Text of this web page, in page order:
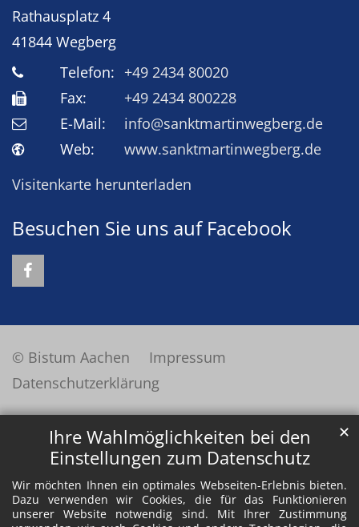
Ihre Wahlmöglichkeiten bei den
Einstellungen zum Datenschutz
Wir möchten Ihnen ein optimales Webseiten-Erlebnis bieten.
Dazu verwenden wir Cookies, die für das Funktionieren
unserer Website notwendig sind. Mit Ihrer Zustimmung
✕
Rathausplatz 4
41844 Wegberg
Telefon: +49 2434 80020
Fax:
+49 2434 800228
E-Mail:
info@sanktmartinwegberg.de
Web:
www.sanktmartinwegberg.de
Visitenkarte herunterladen
Besuchen Sie uns auf Facebook
© Bistum Aachen
Impressum
Datenschutzerklärung